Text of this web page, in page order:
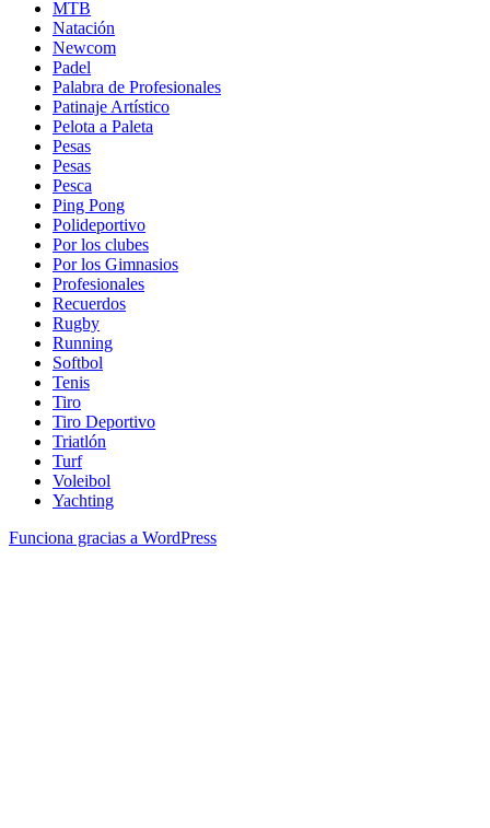
MTB
Natación
Newcom
Padel
Palabra de Profesionales
Patinaje Artístico
Pelota a Paleta
Pesas
Pesas
Pesca
Ping Pong
Polideportivo
Por los clubes
Por los Gimnasios
Profesionales
Recuerdos
Rugby
Running
Softbol
Tenis
Tiro
Tiro Deportivo
Triatlón
Turf
Voleibol
Yachting
Funciona gracias a WordPress